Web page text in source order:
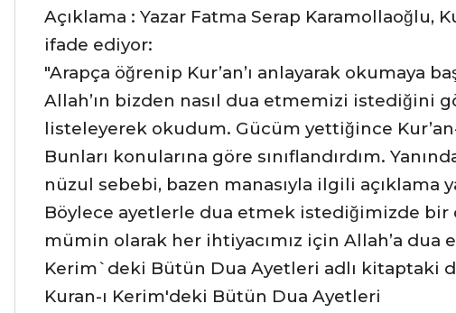
Açıklama : Yazar Fatma Serap Karamollaoğlu,
ifade ediyor:
"Arapça öğrenip Kur’an’ı anlayarak okumaya
Allah’ın bizden nasıl dua etmemizi istediğini
listeleyerek okudum. Gücüm yettiğince
Bunları konularına göre sınıflandırdım.
nüzul sebebi, bazen manasıyla ilgili
Böylece ayetlerle dua etmek istediğimizde bir
mümin olarak her ihtiyacımız için Allah’a dua
Kerim`deki Bütün Dua Ayetleri adlı kitaptaki
Kuran-ı Kerim'deki Bütün Dua Ayetleri